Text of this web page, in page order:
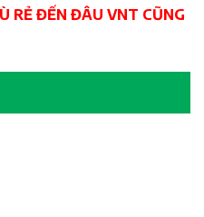
RẺ ĐẾN ĐÂU VNT CŨNG